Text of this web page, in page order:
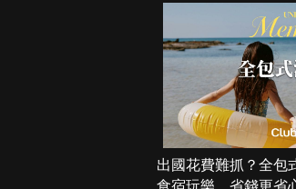
出國花費難抓？全包
食宿玩樂，省錢更省